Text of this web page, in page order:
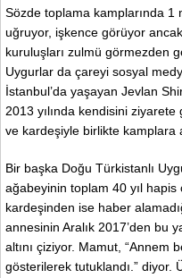
Sözde toplama kamplarında 1
uğruyor, işkence görüyor
kuruluşları zulmü görmezden
Uygurlar da çareyi sosyal
İstanbul’da yaşayan Jevlan
2013 yılında kendisini ziyarete
ve kardeşiyle birlikte kamplara
Bir başka Doğu Türkistanlı
ağabeyinin toplam 40 yıl hapis
kardeşinden ise haber
annesinin Aralık 2017’den bu
altını çiziyor. Mamut, “Annem
gösterilerek tutuklandı.” diyor.